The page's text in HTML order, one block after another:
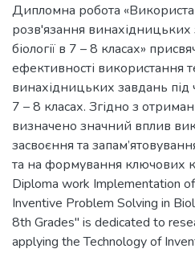
Дипломна робота
розв'язання винахідницьких
біології в 7 – 8 класах»
ефективності використання
винахідницьких завдань під
7 – 8 класах. Згідно з
визначено значний вплив
засвоєння та
та на формування ключових
Diploma work Implementation
Inventive Problem Solving in
8th Grades" is dedicated to
applying the Technology of